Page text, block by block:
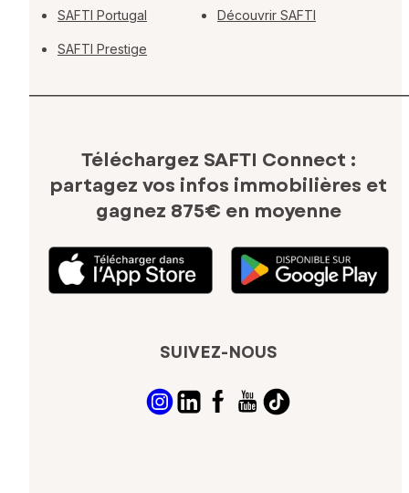
SAFTI Portugal
SAFTI Prestige
Découvrir SAFTI
Téléchargez SAFTI Connect :
partagez vos infos immobilières et
gagnez 875€ en moyenne
SUIVEZ-NOUS